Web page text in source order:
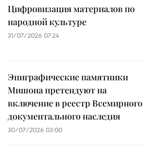
Цифровизация материалов по
народной культуре
31/07/2026 07:24
Эпиграфические памятники
Мишона претендуют на
включение в реестр Всемирного
документального наследия
30/07/2026 03:00